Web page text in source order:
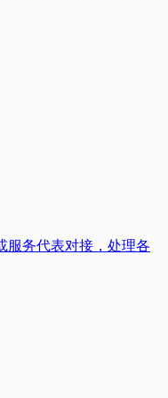
服务代表对接，处理各